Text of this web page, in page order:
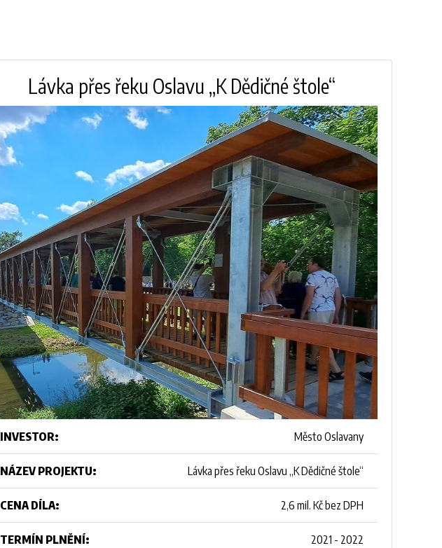
Lávka přes řeku Oslavu „K Dědičné štole“
INVESTOR: Město Oslavany
NÁZEV PROJEKTU: Lávka přes řeku Oslavu „K Dědičné štole“
CENA DÍLA: 2,6 mil. Kč bez DPH
TERMÍN PLNĚNÍ: 2021 - 2022